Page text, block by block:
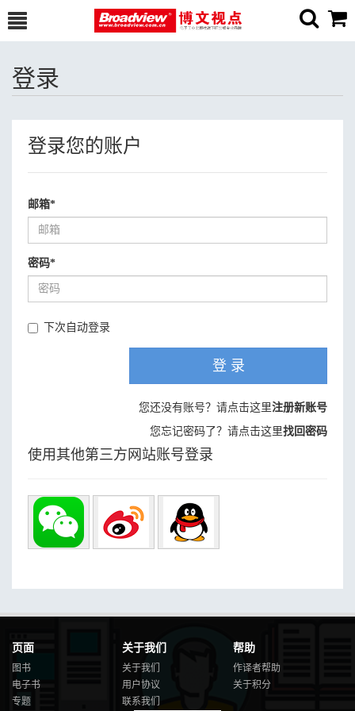
登录
登录您的账户
邮箱*
密码*
下次自动登录
登 录
您还没有账号？请点击这里注册新账号
您忘记密码了？请点击这里找回密码
使用其他第三方网站账号登录
页面
图书
电子书
专题
关于我们
关于我们
用户协议
联系我们
帮助
作译者帮助
关于积分